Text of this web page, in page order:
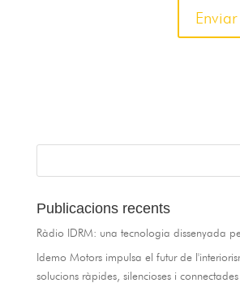
Publicacions recents
Ràdio IDRM: una tecnologia dissenyada
Idemo Motors impulsa el futur de
solucions ràpides, silencioses i connectades